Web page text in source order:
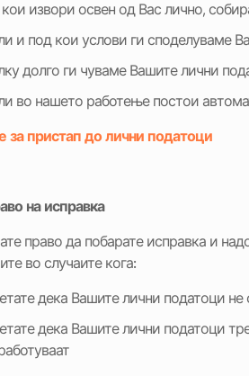
извори освен од Вас лично,
и под кои услови ги споделуваме
долго ги чуваме Вашите лични
во нашето работење постои
за пристап до лични податоци
на исправка
право да побарате исправка и
во случаите кога:
дека Вашите лични податоци не
дека Вашите лични податоци